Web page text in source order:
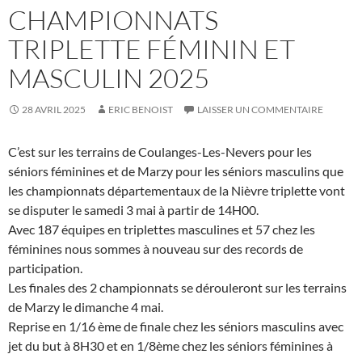
CHAMPIONNATS
TRIPLETTE FÉMININ ET
MASCULIN 2025
28 AVRIL 2025 ERIC BENOIST LAISSER UN COMMENTAIRE
C’est sur les terrains de Coulanges-Les-Nevers pour les
séniors féminines et de Marzy pour les séniors masculins que
les championnats départementaux de la Nièvre triplette vont
se disputer le samedi 3 mai à partir de 14H00.
Avec 187 équipes en triplettes masculines et 57 chez les
féminines nous sommes à nouveau sur des records de
participation.
Les finales des 2 championnats se dérouleront sur les terrains
de Marzy le dimanche 4 mai.
Reprise en 1/16 ème de finale chez les séniors masculins avec
jet du but à 8H30 et en 1/8ème chez les séniors féminines à